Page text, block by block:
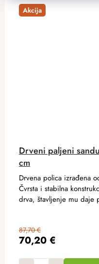
Akcija
Drveni paljeni
cm
70,20 €
87,70 €
Drvena polica izrađena
Čvrsta i stabilna
drva, štavljenje mu daje